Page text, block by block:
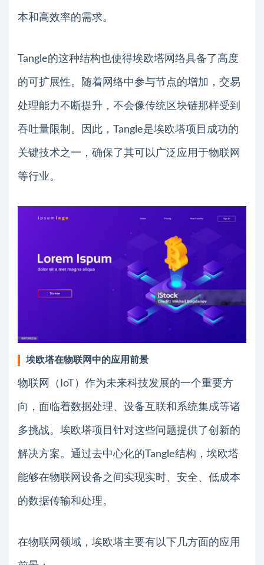
本和高效率的需求。
Tangle的这种结构也使得埃欧塔网络具备了高度
的可扩展性。随着网络中参与节点的增加，交易
处理能力不断提升，不会像传统区块链那样受到
吞吐量限制。因此，Tangle是埃欧塔项目成功的
关键技术之一，确保了其可以广泛应用于物联网
等行业。
埃欧塔在物联网中的应用前景
物联网（IoT）作为未来科技发展的一个重要方
向，面临着数据处理、设备互联和系统集成等诸
多挑战。埃欧塔项目针对这些问题提供了创新的
解决方案。通过去中心化的Tangle结构，埃欧塔
能够在物联网设备之间实现实时、安全、低成本
的数据传输和处理。
在物联网领域，埃欧塔主要有以下几方面的应用